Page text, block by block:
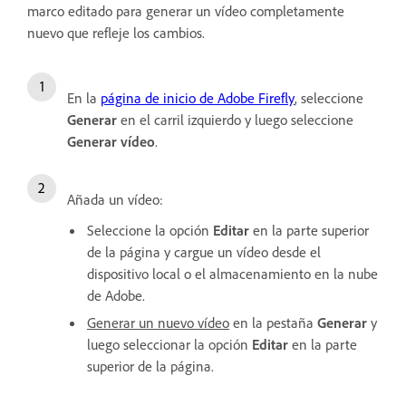
marco editado para generar un vídeo completamente
nuevo que refleje los cambios.
En la página de inicio de Adobe Firefly, seleccione
Generar en el carril izquierdo y luego seleccione
Generar vídeo.
Añada un vídeo:
Seleccione la opción Editar en la parte superior
de la página y cargue un vídeo desde el
dispositivo local o el almacenamiento en la nube
de Adobe.
Generar un nuevo vídeo en la pestaña Generar y
luego seleccionar la opción Editar en la parte
superior de la página.